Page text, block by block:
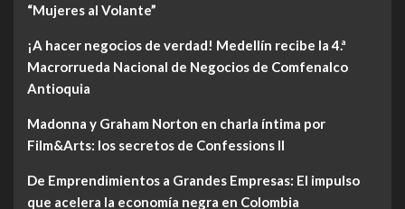
“Mujeres al Volante”
¡A hacer negocios de verdad! Medellín recibe la 4.ª
Macrorrueda Nacional de Negocios de Comfenalco
Antioquia
Madonna y Graham Norton en charla íntima por
Film&Arts: los secretos de Confessions II
De Emprendimientos a Grandes Empresas: El impulso
que acelera la economía negra en Colombia